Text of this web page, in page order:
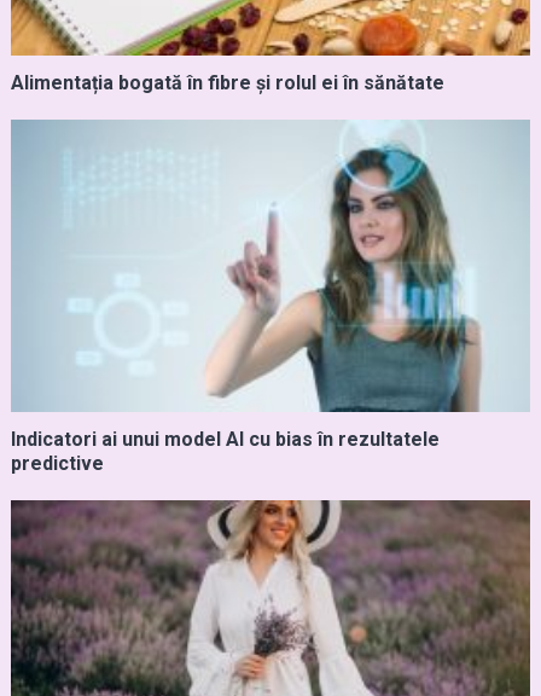
Alimentația bogată în fibre și rolul ei în sănătate
Indicatori ai unui model AI cu bias în rezultatele
predictive